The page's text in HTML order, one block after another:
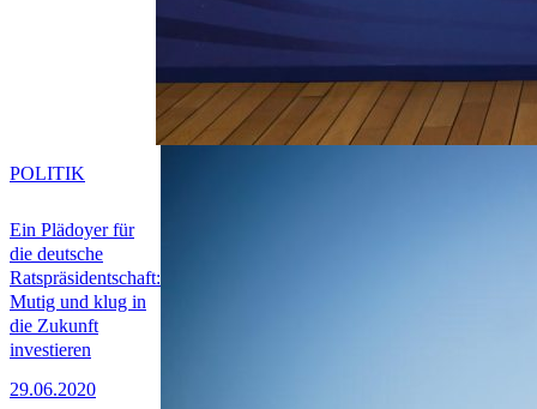
Ein Plädoyer für
die deutsche
Ratspräsidentschaft:
Mutig und klug in
die Zukunft
investieren
29.06.2020
POLITIK